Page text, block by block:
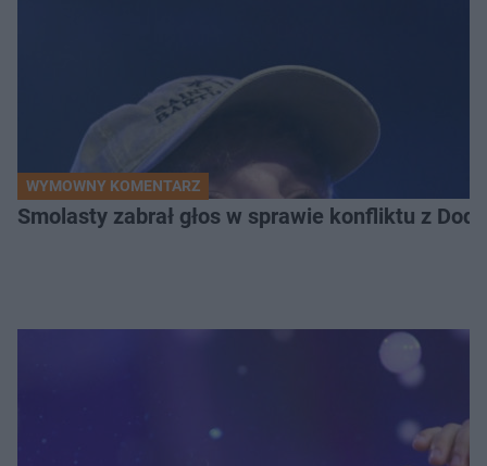
WYMOWNY KOMENTARZ
Smolasty zabrał głos w sprawie konfliktu z